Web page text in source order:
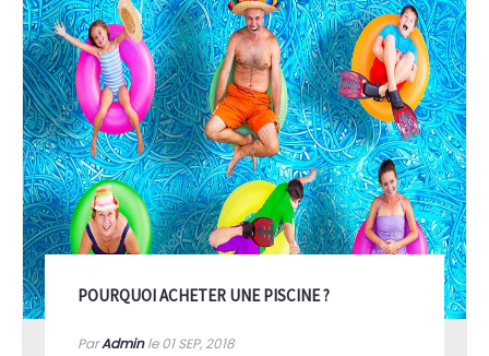
POURQUOI ACHETER UNE PISCINE ?
ParAdminle 01SEP, 2018